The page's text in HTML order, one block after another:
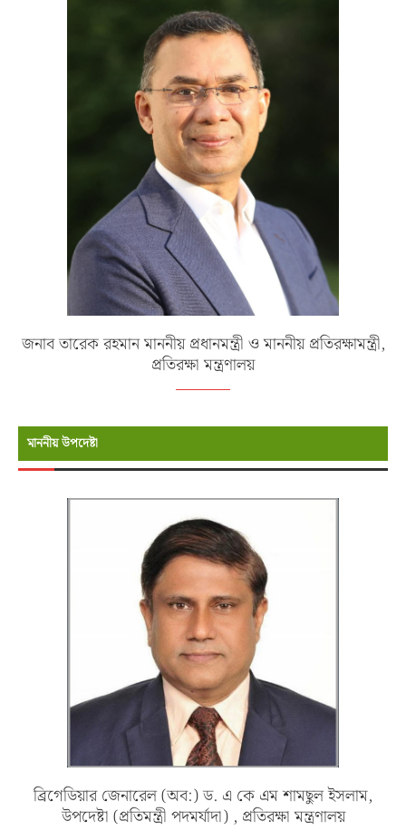
জনাব তারেক রহমান মাননীয় প্রধানমন্ত্রী ও মাননীয় প্রতিরক্ষামন্ত্রী,
প্রতিরক্ষা মন্ত্রণালয়
মাননীয় উপদেষ্টা
ব্রিগেডিয়ার জেনারেল (অব:) ড. এ কে এম শামছুল ইসলাম,
উপদেষ্টা (প্রতিমন্ত্রী পদমর্যাদা) , প্রতিরক্ষা মন্ত্রণালয়